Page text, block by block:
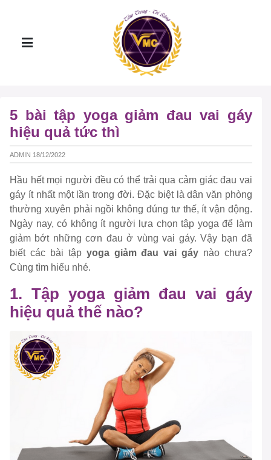
5 bài tập yoga giảm đau vai gáy
hiệu quả tức thì
ADMIN 18/12/2022
Hầu hết mọi người đều có thể trải qua cảm giác đau vai
gáy ít nhất một lần trong đời. Đặc biệt là dân văn phòng
thường xuyên phải ngồi không đúng tư thế, ít vận động.
Ngày nay, có không ít người lựa chọn tập yoga để làm
giảm bớt những cơn đau ở vùng vai gáy. Vậy bạn đã
biết các bài tập yoga giảm đau vai gáy nào chưa?
Cùng tìm hiểu nhé.
1. Tập yoga giảm đau vai gáy
hiệu quả thế nào?